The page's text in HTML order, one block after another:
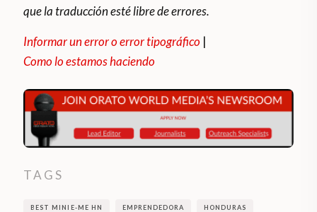
que la traducción esté libre de errores.
Informar un error o error tipográfico |
Como lo estamos haciendo
TAGS
BEST MINIE-ME HN EMPRENDEDORA HONDURAS